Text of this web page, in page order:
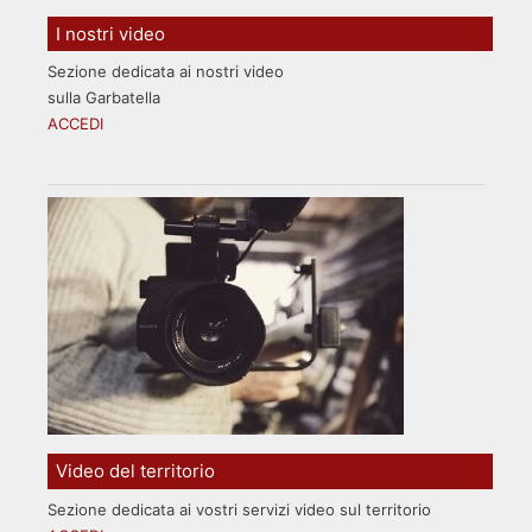
I nostri video
Sezione dedicata ai nostri video
sulla Garbatella
ACCEDI
Video del territorio
Sezione dedicata ai vostri servizi video sul territorio